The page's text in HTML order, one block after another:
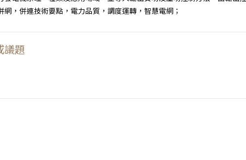
網，併連技術要點，電力品質，調度運轉，智慧電網；
議題